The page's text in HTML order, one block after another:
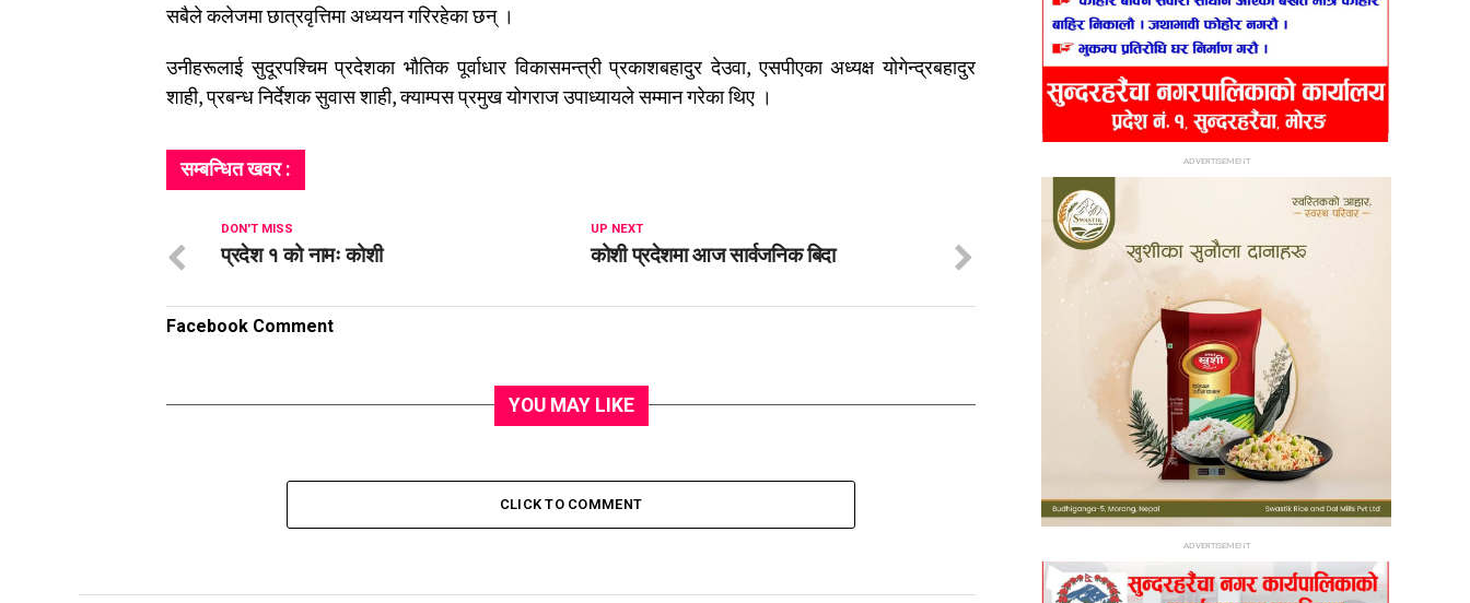
सबैले कलेजमा छात्रवृत्तिमा अध्ययन गरिरहेका छन् ।
उनीहरूलाई सुदूरपश्चिम प्रदेशका भौतिक पूर्वाधार विकासमन्त्री प्रकाशबहादुर देउवा, एसपीएका अध्यक्ष योगेन्द्रबहादुर
शाही, प्रबन्ध निर्देशक सुवास शाही, क्याम्पस प्रमुख योगराज उपाध्यायले सम्मान गरेका थिए ।
सम्बन्धित खवर :
UP NEXT
कोशी प्रदेशमा आज सार्वजनिक बिदा
DON'T MISS
प्रदेश १ को नामः कोशी
Facebook Comment
YOU MAY LIKE
CLICK TO COMMENT
ADVERTISEMENT
ADVERTISEMENT